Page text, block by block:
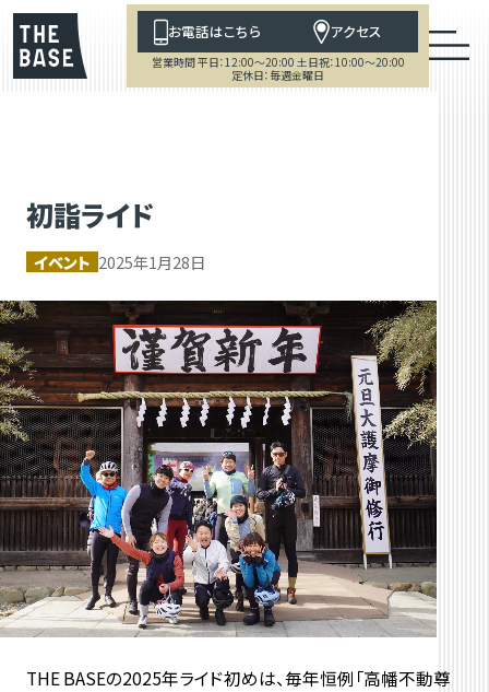
お電話はこちら アクセス
営業時間 平日：12:00～20:00 土日祝：10:00～20:00
定休日：毎週金曜日
初詣ライド
イベント 2025年1月28日
THE BASEの2025年ライド初めは、毎年恒例「高幡不動尊